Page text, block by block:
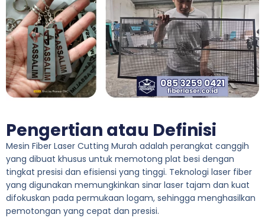
Pengertian atau Definisi
Mesin Fiber Laser Cutting Murah adalah perangkat canggih
yang dibuat khusus untuk memotong plat besi dengan
tingkat presisi dan efisiensi yang tinggi. Teknologi laser fiber
yang digunakan memungkinkan sinar laser tajam dan kuat
difokuskan pada permukaan logam, sehingga menghasilkan
pemotongan yang cepat dan presisi.